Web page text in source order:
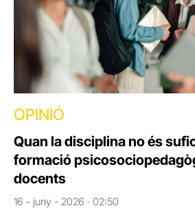
OPINIÓ
Quan la disciplina no és
formació
docents
16 - juny - 2026 · 02:50